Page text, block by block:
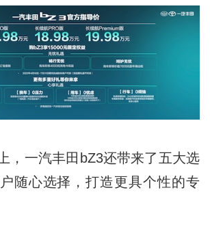
一汽丰田bZ3还带来了五大选
随心选择，打造更具个性的专